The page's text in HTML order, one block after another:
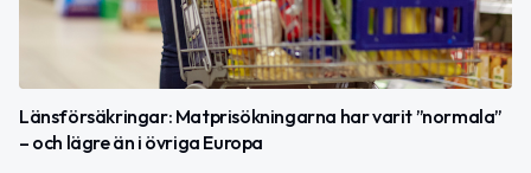
Länsförsäkringar: Matprisökningarna har varit ”normala”
– och lägre än i övriga Europa